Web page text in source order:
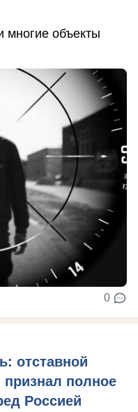
многие объекты
0
отставной
полное
Россией